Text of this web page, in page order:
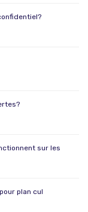
sur les
plan cul